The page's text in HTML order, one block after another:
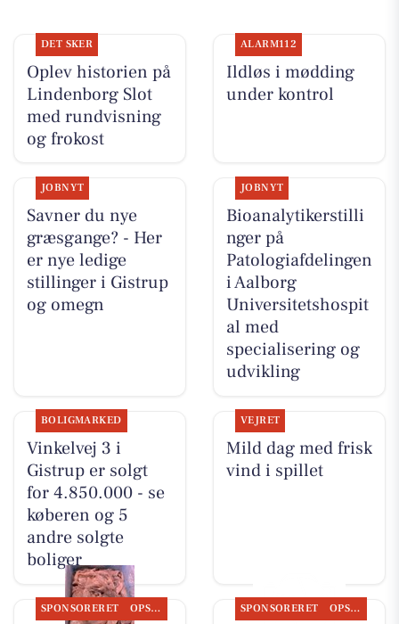
DET SKER
Oplev historien på
Lindenborg Slot
med rundvisning
og frokost
ALARM112
Ildløs i mødding
under kontrol
JOBNYT
Savner du nye
græsgange? - Her
er nye ledige
stillinger i Gistrup
og omegn
JOBNYT
Bioanalytikerstilli
nger på
Patologiafdelingen
i Aalborg
Universitetshospit
al med
specialisering og
udvikling
BOLIGMARKED
Vinkelvej 3 i
Gistrup er solgt
for 4.850.000 - se
køberen og 5
andre solgte
boliger
VEJRET
Mild dag med frisk
vind i spillet
SPONSORERET OPSLAGSTAVLEN SPONSORERET OPSLAGSTAVLEN